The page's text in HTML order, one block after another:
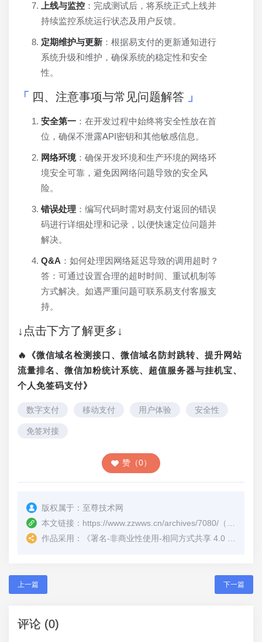
上线与监控 ：完成测试后，将系统正式上线并
持续监控系统运行状态及用户反馈。
定期维护与更新 ：根据易支付的更新通知进行
系统升级和维护，确保系统的稳定性和安全
性。
四、注意事项与常见问题解答
安全第一 ：在开发过程中始终将安全性放在首
位，确保不泄露API密钥和其他敏感信息。
网络环境：确保开发环境和生产环境的网络环
境安全可靠，避免因网络问题导致的安全风
险。
错误处理 ：编写代码时需对易支付返回的错误
码进行详细处理和记录，以便快速定位问题并
解决。
Q&A ：如何处理因网络延迟导致的调用超时？
答：可通过设置合理的超时时间、重试机制等
方式解决。如遇严重问题可联系易支付客服支
持。
↓点击下方了解更多↓
🔥《微信域名检测接口、微信域名防封跳转、提升网站
流量排名、微信加粉统计系统、超值服务器与挂机宝、
个人免签码支付》
数字支付 移动支付 用户体验 安全性
免签对接
赞（0）
版权属于： 至尊技术网
本文链接： https://www.zzwws.cn/archives/7080/ （转载时请注明本文出处及文章链接）
作品采用：
《署名-非商业性使用-相同方式共享 4.0 国际 (CC BY-NC-SA 4.0)
上一篇 下一篇
评论 (0)